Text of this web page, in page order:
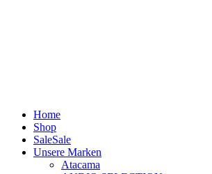
Home
Shop
SaleSale
Unsere Marken
Atacama